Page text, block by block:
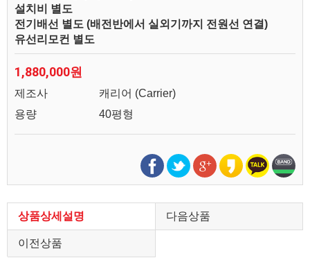
설치비 별도
전기배선 별도 (배전반에서 실외기까지 전원선 연결)
유선리모컨 별도
1,880,000원
제조사
캐리어 (Carrier)
용량
40평형
상품상세설명 다음상품
이전상품